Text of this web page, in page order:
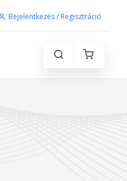
Bejelentkezés / Regisztráció